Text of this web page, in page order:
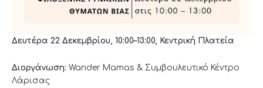
Δευτέρα 22 Δεκεμβρίου, 10:00–13:00, Κεντρική Πλατεία
Διοργάνωση: Wander Mamas & Συμβουλευτικό Κέντρο
Λάρισας